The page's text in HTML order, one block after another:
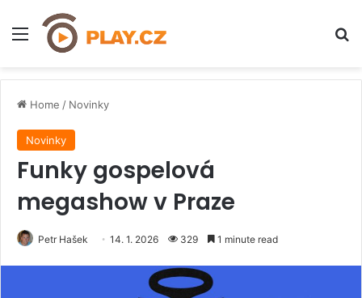
Menu
Home / Novinky
Novinky
Funky gospelová
megashow v Praze
Petr Hašek 14. 1. 2026 329 1 minute read